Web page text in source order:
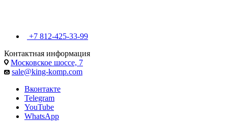
+7 812-425-33-99
Контактная информация
Московское шоссе, 7
sale@king-komp.com
Вконтакте
Telegram
YouTube
WhatsApp